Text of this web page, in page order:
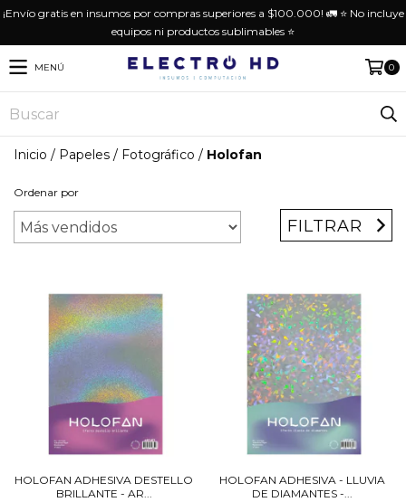
¡Envío gratis en insumos por compras superiores a $100.000! 🚛 ⭐️ No incluye
equipos ni productos sublimables ⭐️
MENÚ 0
Inicio / Papeles / Fotográfico / Holofan
Ordenar por
FILTRAR
HOLOFAN ADHESIVA DESTELLO
BRILLANTE - AR...
HOLOFAN ADHESIVA - LLUVIA
DE DIAMANTES -...